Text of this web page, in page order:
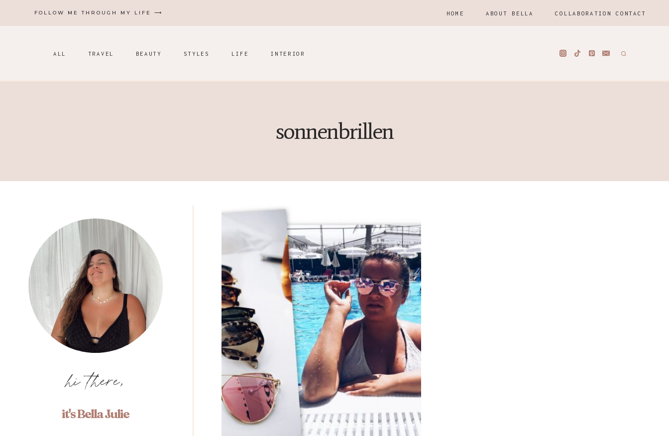
FOLLOW ME THROUGH MY LIFE ⟶ HOME ABOUT BELLA COLLABORATION CONTACT
ALL TRAVEL BEAUTY STYLES LIFE INTERIOR
sonnenbrillen
hi there,
it's Bella Julie